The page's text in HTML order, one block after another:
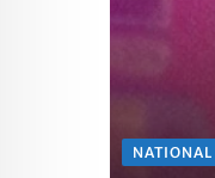
NATIONAL